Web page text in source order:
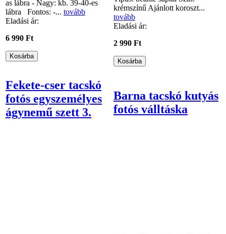
as lábra - Nagy: kb. 39-40-es
lábra Fontos: -... tovább
Eladási ár:
6 990 Ft
krémszínű Ajánlott koroszt...
tovább
Eladási ár:
2 990 Ft
Fekete-cser tacskó
fotós egyszemélyes
ágynemű szett 3.
Barna tacskó kutyás
fotós válltáska